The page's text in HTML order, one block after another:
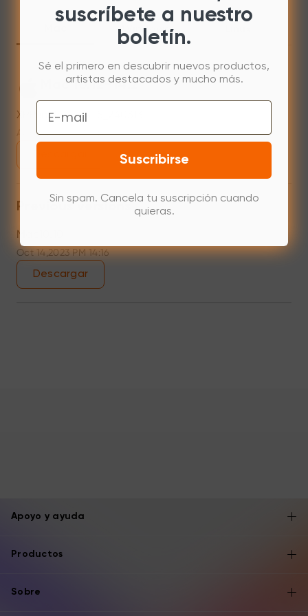
Windows
Mac 10.12~14.2
XPPenMac_3.4.15_240313
Apr 15,2024 PM 18:05
Previous versions
Mac10.10
Oct 14,2023 PM 14:16
Descargar
Apoyo y ayuda
Productos
Sobre
suscríbete a nuestro
boletín.
Sé el primero en descubrir nuevos productos,
artistas destacados y mucho más.
Email
Suscribirse
Sin spam. Cancela tu suscripción cuando
quieras.